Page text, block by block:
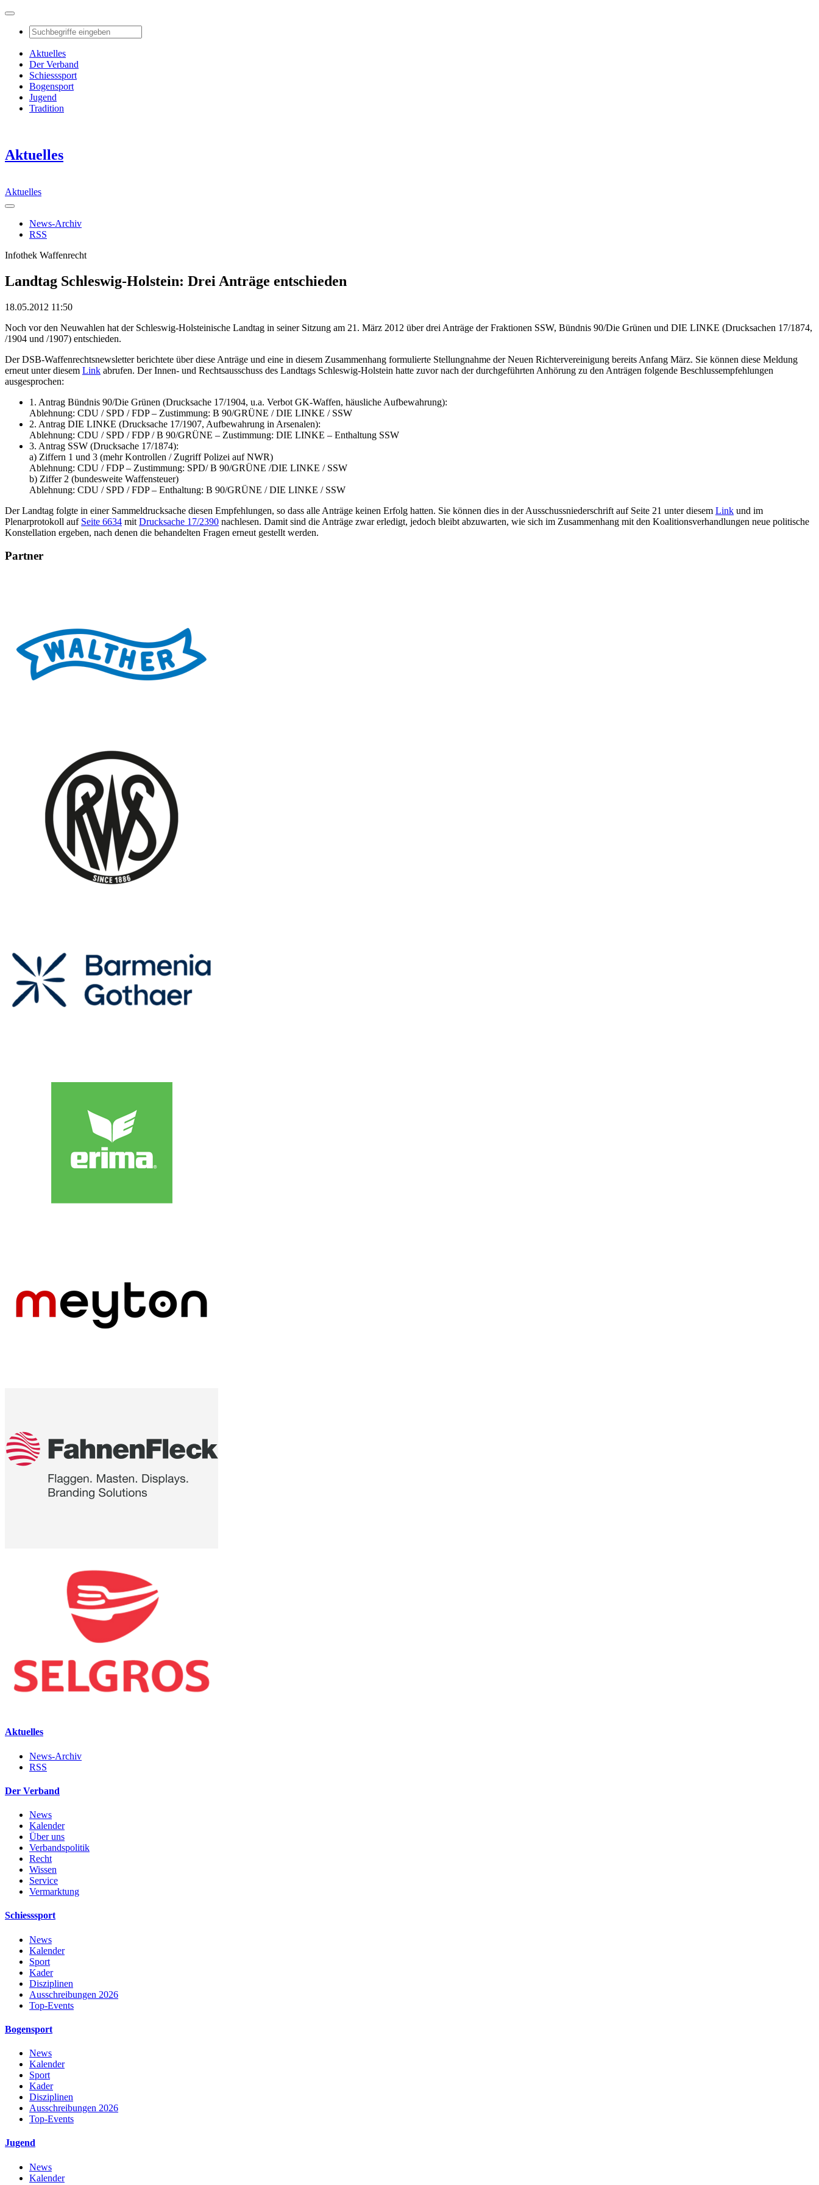
Aktuelles
Der Verband
Schiesssport
Bogensport
Jugend
Tradition
Aktuelles
Aktuelles
News-Archiv
RSS
Infothek Waffenrecht
Landtag Schleswig-Holstein: Drei Anträge entschieden
18.05.2012 11:50
Noch vor den Neuwahlen hat der Schleswig-Holsteinische Landtag in seiner Sitzung am 21. März 2012 über drei Anträge der Fraktionen SSW, Bündnis 90/Die Grünen und DIE LINKE (Drucksachen 17/1874,
/1904 und /1907) entschieden.
Der DSB-Waffenrechtsnewsletter berichtete über diese Anträge und eine in diesem Zusammenhang formulierte Stellungnahme der Neuen Richtervereinigung bereits Anfang März. Sie können diese Meldung
erneut unter diesem Link abrufen. Der Innen- und Rechtsausschuss des Landtags Schleswig-Holstein hatte zuvor nach der durchgeführten Anhörung zu den Anträgen folgende Beschlussempfehlungen
ausgesprochen:
1. Antrag Bündnis 90/Die Grünen (Drucksache 17/1904, u.a. Verbot GK-Waffen, häusliche Aufbewahrung):
Ablehnung: CDU / SPD / FDP – Zustimmung: B 90/GRÜNE / DIE LINKE / SSW
2. Antrag DIE LINKE (Drucksache 17/1907, Aufbewahrung in Arsenalen):
Ablehnung: CDU / SPD / FDP / B 90/GRÜNE – Zustimmung: DIE LINKE – Enthaltung SSW
3. Antrag SSW (Drucksache 17/1874):
a) Ziffern 1 und 3 (mehr Kontrollen / Zugriff Polizei auf NWR)
Ablehnung: CDU / FDP – Zustimmung: SPD/ B 90/GRÜNE /DIE LINKE / SSW
b) Ziffer 2 (bundesweite Waffensteuer)
Ablehnung: CDU / SPD / FDP – Enthaltung: B 90/GRÜNE / DIE LINKE / SSW
Der Landtag folgte in einer Sammeldrucksache diesen Empfehlungen, so dass alle Anträge keinen Erfolg hatten. Sie können dies in der Ausschussniederschrift auf Seite 21 unter diesem Link und im
Plenarprotokoll auf Seite 6634 mit Drucksache 17/2390 nachlesen. Damit sind die Anträge zwar erledigt, jedoch bleibt abzuwarten, wie sich im Zusammenhang mit den Koalitionsverhandlungen neue politische
Konstellation ergeben, nach denen die behandelten Fragen erneut gestellt werden.
Partner
Aktuelles
News-Archiv
RSS
Der Verband
News
Kalender
Über uns
Verbandspolitik
Recht
Wissen
Service
Vermarktung
Schiesssport
News
Kalender
Sport
Kader
Disziplinen
Ausschreibungen 2026
Top-Events
Bogensport
News
Kalender
Sport
Kader
Disziplinen
Ausschreibungen 2026
Top-Events
Jugend
News
Kalender